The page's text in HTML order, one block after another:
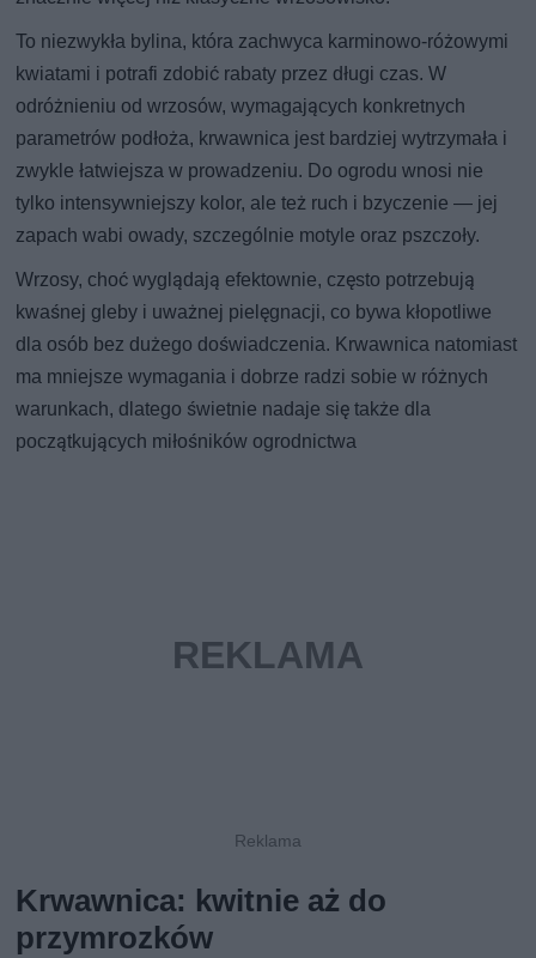
To niezwykła bylina, która zachwyca karminowo-różowymi
kwiatami i potrafi zdobić rabaty przez długi czas. W
odróżnieniu od wrzosów, wymagających konkretnych
parametrów podłoża, krwawnica jest bardziej wytrzymała i
zwykle łatwiejsza w prowadzeniu. Do ogrodu wnosi nie
tylko intensywniejszy kolor, ale też ruch i bzyczenie — jej
zapach wabi owady, szczególnie motyle oraz pszczoły.
Wrzosy, choć wyglądają efektownie, często potrzebują
kwaśnej gleby i uważnej pielęgnacji, co bywa kłopotliwe
dla osób bez dużego doświadczenia. Krwawnica natomiast
ma mniejsze wymagania i dobrze radzi sobie w różnych
warunkach, dlatego świetnie nadaje się także dla
początkujących miłośników ogrodnictwa
Krwawnica: kwitnie aż do
przymrozków